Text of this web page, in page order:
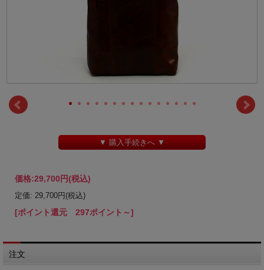
▼ 購入手続きへ ▼
価格:29,700円(税込)
定価: 29,700円(税込)
[ポイント還元 297ポイント～]
注文